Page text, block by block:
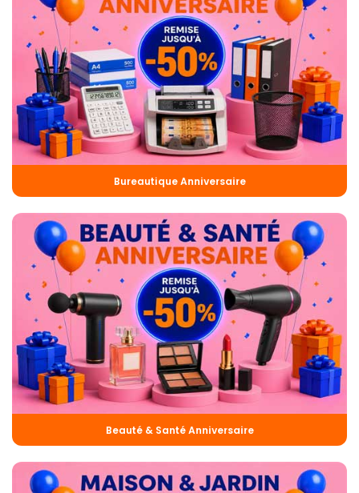
Bureautique Anniversaire
Beauté & Santé Anniversaire